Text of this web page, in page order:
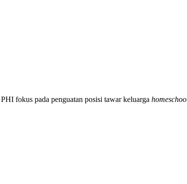
fokus pada penguatan posisi tawar keluarga